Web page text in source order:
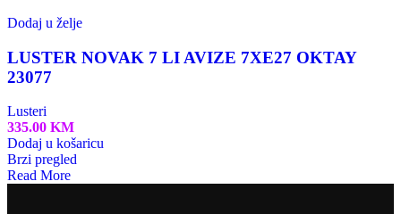
Dodaj u želje
LUSTER NOVAK 7 LI AVIZE 7XE27 OKTAY
23077
Lusteri
335.00 KM
Dodaj u košaricu
Brzi pregled
Read More